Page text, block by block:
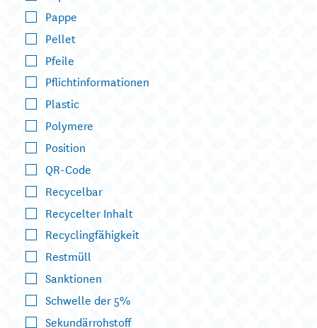
Pappe
Pellet
Pfeile
Pflichtinformationen
Plastic
Polymere
Position
QR-Code
Recycelbar
Recycelter Inhalt
Recyclingfähigkeit
Restmüll
Sanktionen
Schwelle der 5%
Sekundärrohstoff